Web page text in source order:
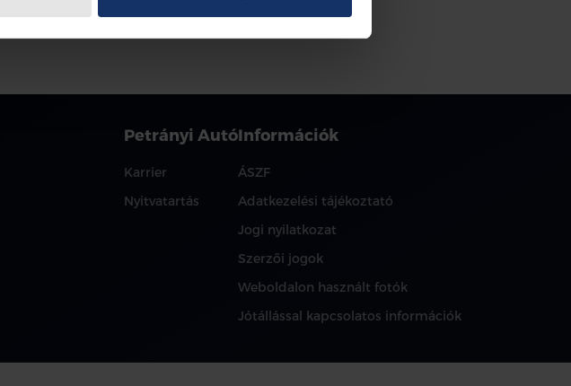
Petrányi Autó
Karrier
Nyitvatartás
Információk
ÁSZF
Adatkezelési tájékoztató
Jogi nyilatkozat
Szerzői jogok
Weboldalon használt fotók
Jótállással kapcsolatos információk